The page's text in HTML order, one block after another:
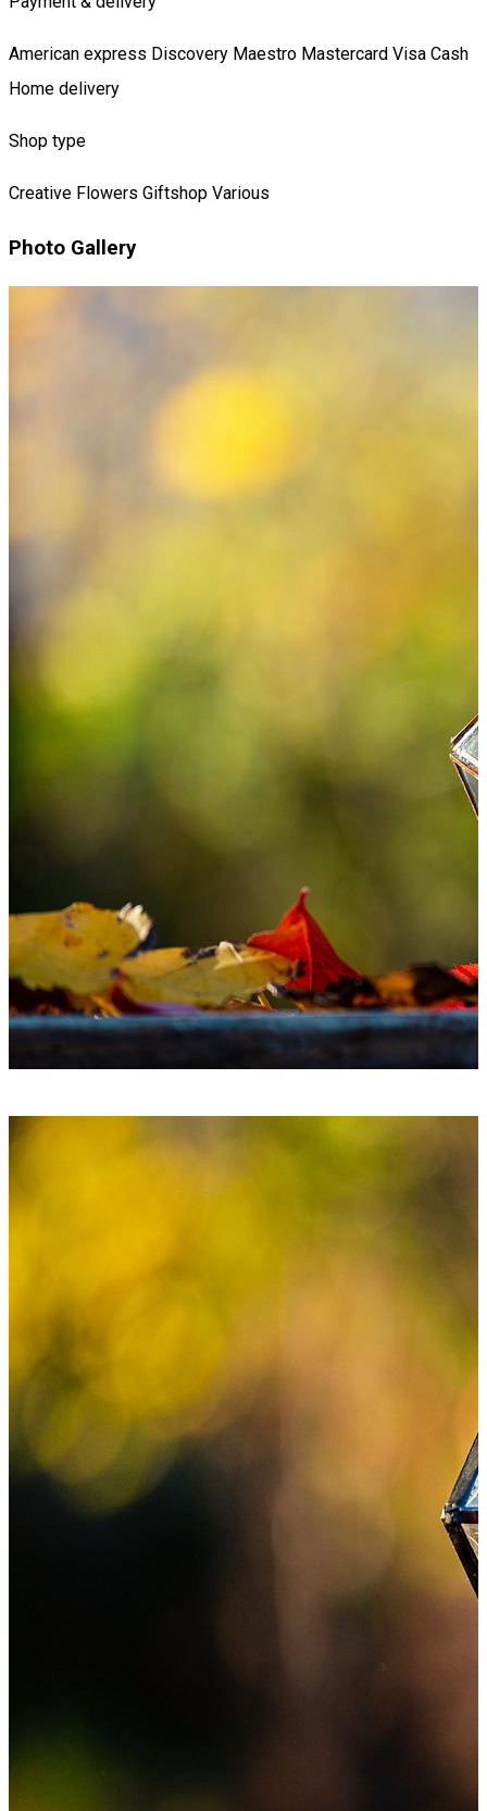
American express Discovery Maestro Mastercard Visa Cash
Home delivery
Shop type
Creative Flowers Giftshop Various
Photo Gallery